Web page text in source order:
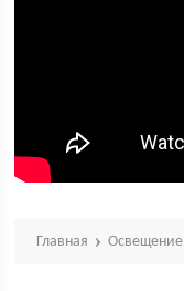
Главная Освещение